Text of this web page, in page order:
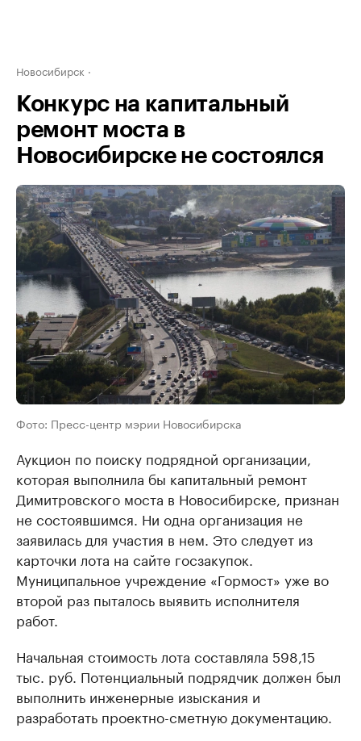
Новосибирск
Конкурс на капитальный
ремонт моста в
Новосибирске не состоялся
Фото: Пресс-центр мэрии Новосибирска
Аукцион по поиску подрядной организации,
которая выполнила бы капитальный ремонт
Димитровского моста в Новосибирске, признан
не состоявшимся. Ни одна организация не
заявилась для участия в нем. Это следует из
карточки лота на сайте госзакупок.
Муниципальное учреждение «Гормост» уже во
второй раз пыталось выявить исполнителя
работ.
Начальная стоимость лота составляла 598,15
тыс. руб. Потенциальный подрядчик должен был
выполнить инженерные изыскания и
разработать проектно-сметную документацию.